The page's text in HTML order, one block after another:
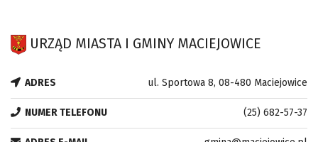
URZĄD MIASTA I GMINY MACIEJOWICE
ADRES ul. Sportowa 8, 08-480 Maciejowice
NUMER TELEFONU (25) 682-57-37